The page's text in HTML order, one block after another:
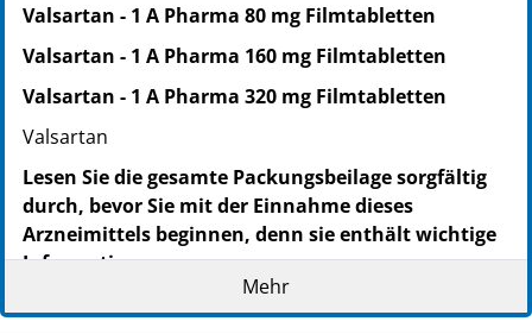
PPN: 110758164952
NTIN: 04150075816498
PZN: 07581655
PPN: 110758165518
NTIN: 04150075816559
Valsartan - 1 A Pharma 80 mg Filmtabletten
Valsartan - 1 A Pharma 160 mg Filmtabletten
Valsartan - 1 A Pharma 320 mg Filmtabletten
Valsartan
Lesen Sie die gesamte Packungsbeilage sorgfältig
durch, bevor Sie mit der Einnahme dieses
Arzneimittels beginnen, denn sie enthält wichtige
Informationen.
Heben Sie die Packungsbeilage auf. Vielleicht
möchten Sie diese später nochmals lesen.
Mehr